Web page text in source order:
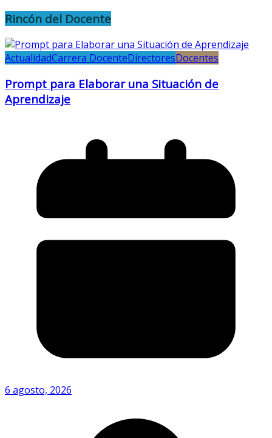
Rincón del Docente
ActualidadCarrera DocenteDirectoresDocentes
Prompt para Elaborar una Situación de
Aprendizaje
6 agosto, 2026